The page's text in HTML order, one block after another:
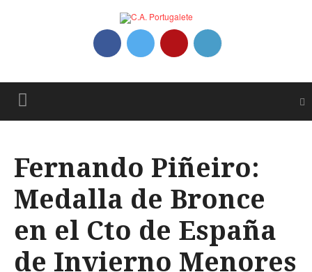
Fernando Piñeiro:
Medalla de Bronce
en el Cto de España
de Invierno Menores